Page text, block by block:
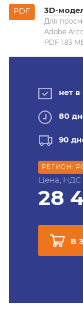
PDF 3D-
Для
Adobe
PDF 1.83
нет
80
90
РЕГИОН:
Цена, НДС
28
В